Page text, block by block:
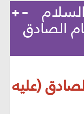
الصادق
(عليه